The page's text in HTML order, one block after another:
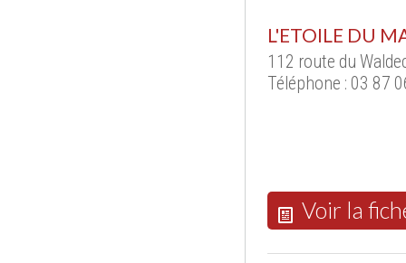
L'ETOILE DU
112 route du
Téléphone : 03 87
Voir la